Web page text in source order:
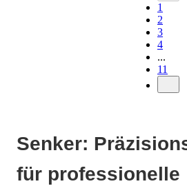
1
2
3
4
...
11
Senker:
für professionelle